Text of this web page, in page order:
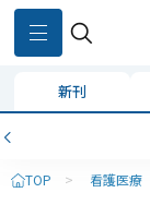
新刊
TOP > 看護医療